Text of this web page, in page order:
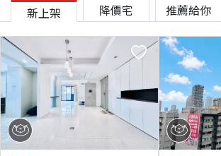
新上架 降價宅 推薦給你